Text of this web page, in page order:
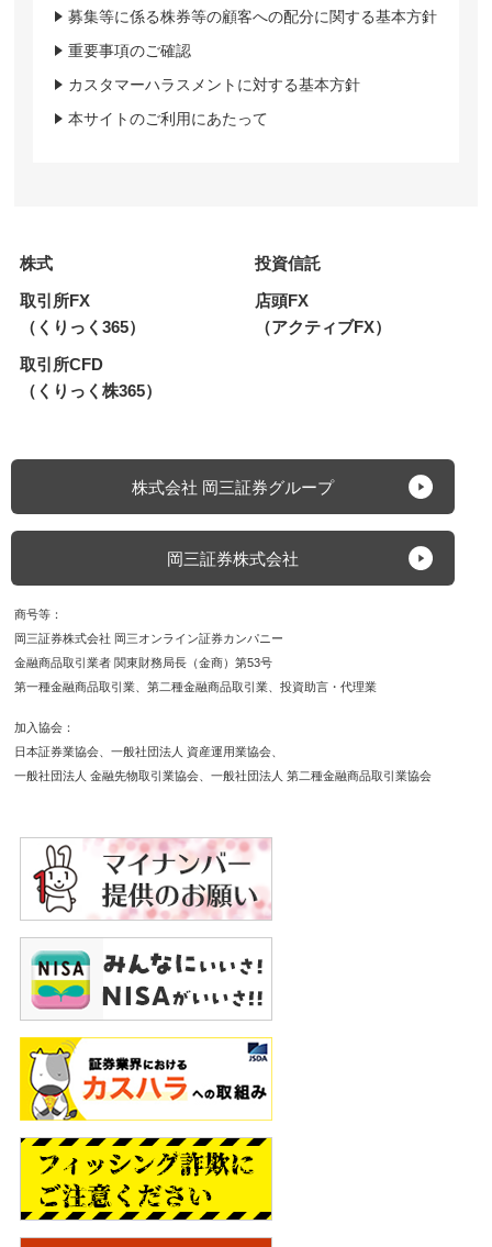
募集等に係る株券等の顧客への配分に関する基本方針
重要事項のご確認
カスタマーハラスメントに対する基本方針
本サイトのご利用にあたって
株式
投資信託
取引所FX
（くりっく365）
店頭FX
（アクティブFX）
取引所CFD
（くりっく株365）
株式会社 岡三証券グループ
岡三証券株式会社
商号等
岡三証券株式会社 岡三オンライン証券カンパニー
金融商品取引業者 関東財務局長（金商）第53号
第一種金融商品取引業
第二種金融商品取引業 投資助言・代理業
加入協会
日本証券業協会
一般社団法人 資産運用業協会
一般社団法人 金融先物取引業協会
一般社団法人 第二種金融商品取引業協会